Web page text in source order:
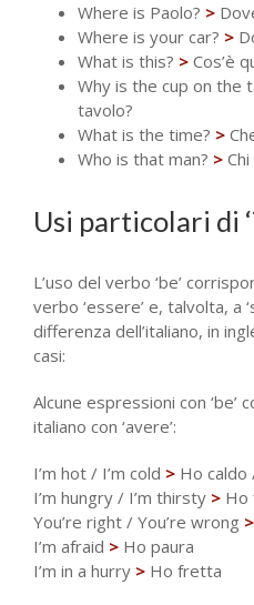
Where is Paolo? >
Where is your car? >
What is this? > Cos’è
Why is the cup on the
tavolo?
What is the time? >
Who is that man? >
Usi particolari di
L’uso del verbo ‘be’
verbo ‘essere’ e, talvolta, a
differenza dell’italiano, in
casi:
Alcune espressioni con ‘be’
italiano con ‘avere’:
I’m hot / I’m cold > Ho
I’m hungry / I’m thirsty > Ho
You’re right / You’re wrong >
I’m afraid > Ho paura
I’m in a hurry > Ho fretta